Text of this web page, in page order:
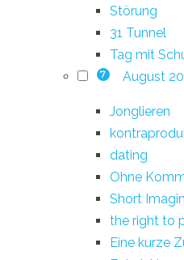
Störung
31 Tunnel
Tag mit
7 August
Jonglieren
dating
Ohne
Short
the right to
Eine kurze